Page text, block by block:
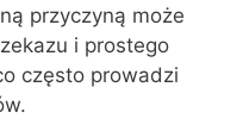
przyczyną może
i prostego
często prowadzi